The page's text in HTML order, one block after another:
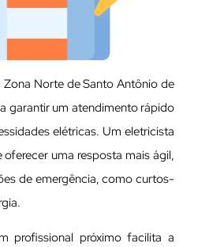
Zona Norte de Santo Antônio de
garantir um atendimento rápido
elétricas. Um eletricista
uma resposta mais ágil,
de emergência, como curtos-
profissional próximo facilita a